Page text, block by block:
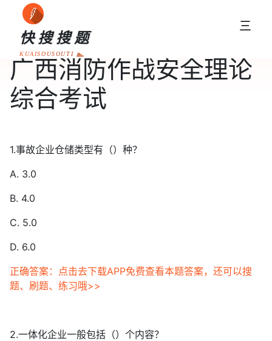
快搜搜题
KUAISOUSOUTI
三
广西消防作战安全理论
综合考试
1.事故企业仓储类型有（）种？
A. 3.0
B. 4.0
C. 5.0
D. 6.0
正确答案：点击去下载APP免费查看本题答案，还可以搜
题、刷题、练习哦>>
2.一体化企业一般包括（）个内容？